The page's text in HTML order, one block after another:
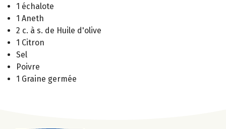
1 échalote
1 Aneth
2 c. à s. de Huile d'olive
1 Citron
Sel
Poivre
1 Graine germée